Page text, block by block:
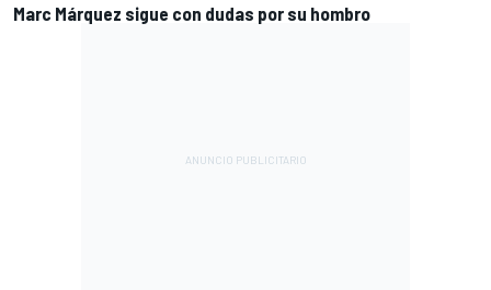
Marc Márquez sigue con dudas por su hombro